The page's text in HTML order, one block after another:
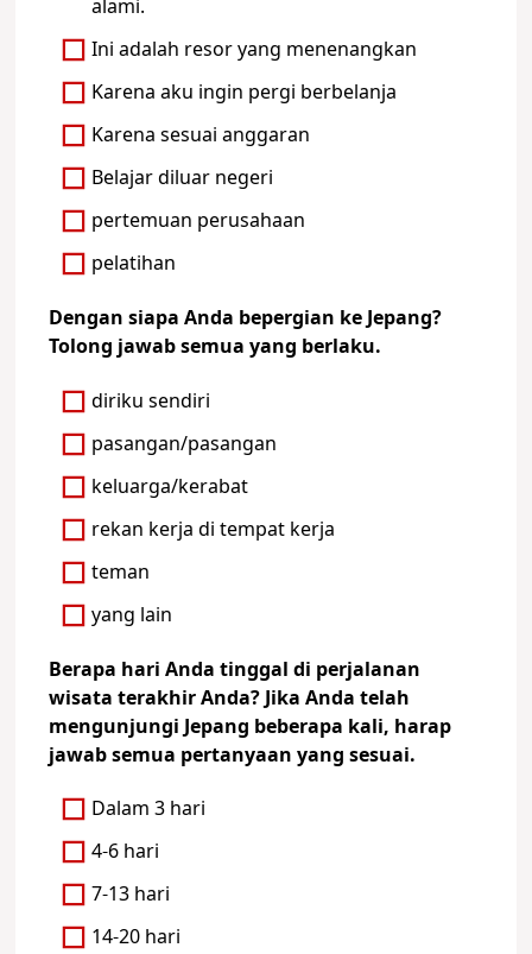
alami.
Ini adalah resor yang menenangkan
Karena aku ingin pergi berbelanja
Karena sesuai anggaran
Belajar diluar negeri
pertemuan perusahaan
pelatihan
Dengan siapa Anda bepergian ke Jepang?
Tolong jawab semua yang berlaku.
diriku sendiri
pasangan/pasangan
keluarga/kerabat
rekan kerja di tempat kerja
teman
yang lain
Berapa hari Anda tinggal di perjalanan
wisata terakhir Anda? Jika Anda telah
mengunjungi Jepang beberapa kali, harap
jawab semua pertanyaan yang sesuai.
Dalam 3 hari
4-6 hari
7-13 hari
14-20 hari